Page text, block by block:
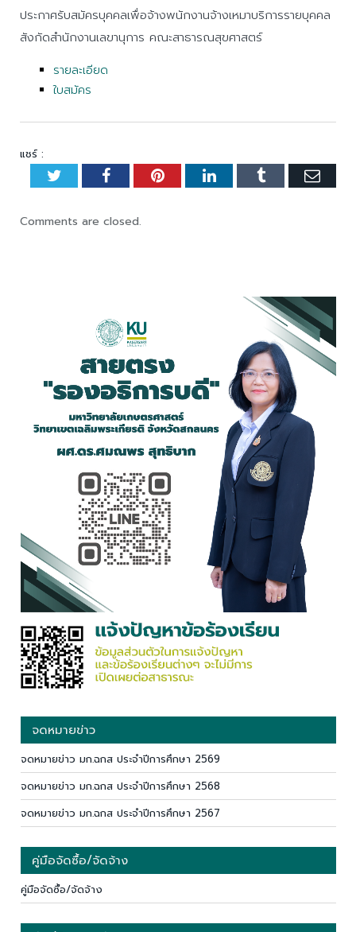
ประกาศรับสมัครบุคคลเพื่อจ้างพนักงานจ้างเหมาบริการรายบุคคล
สังกัดสำนักงานเลขานุการ คณะสาธารณสุขศาสตร์
รายละเอียด
ใบสมัคร
แชร์ :
TwitterFacebookPinterestLinkedInTumblr
Comments are closed.
จดหมายข่าว
จดหมายข่าว มก.ฉกส ประจำปีการศึกษา 2569
จดหมายข่าว มก.ฉกส ประจำปีการศึกษา 2568
จดหมายข่าว มก.ฉกส ประจำปีการศึกษา 2567
คู่มือจัดซื้อ/จัดจ้าง
คู่มือจัดซื้อ/จัดจ้าง